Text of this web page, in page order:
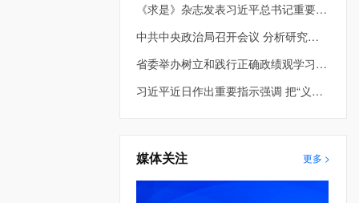
《求是》杂志发表习近平总书记重要文章《在省部级主要领导干部学习贯彻党的二十届四中全会精神专题研讨班上的讲话》
中共中央政治局召开会议 分析研究当前经济形势和经济工作 中共中央总书记习近平主持会议
省委举办树立和践行正确政绩观学习教育第2期读书班暨省委理论学习中心组专题学习会 车俊到会指导 许昆林主持并讲话
习近平近日作出重要指示强调 把“义乌发展经验”进一步总结好运用好 探索走出符合各自实际的高质量发展之路
媒体关注 更多 >